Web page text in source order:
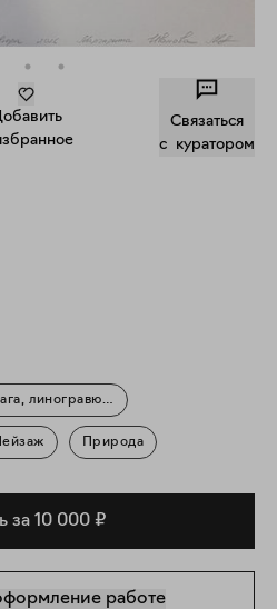
Связаться
c куратором
линогравюра
Пейзаж Природа
за 10 000 ₽
работе